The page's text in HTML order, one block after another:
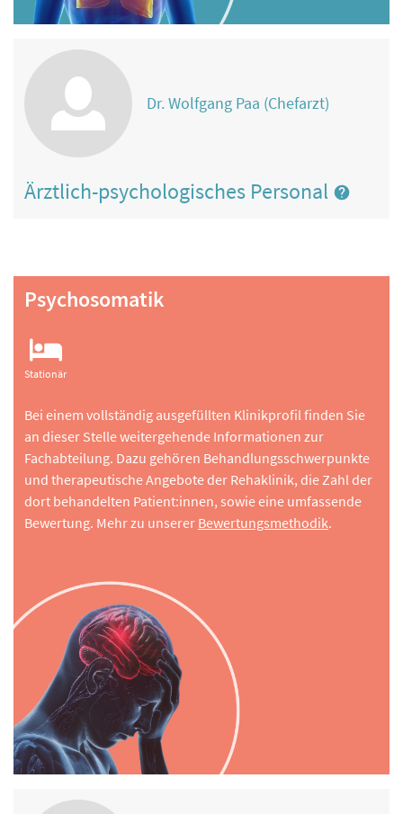
Dr. Wolfgang Paa (Chefarzt)
Ärztlich-psychologisches Personal
Psychosomatik
Stationär
Bei einem vollständig ausgefüllten Klinikprofil finden Sie
an dieser Stelle weitergehende Informationen zur
Fachabteilung. Dazu gehören Behandlungsschwerpunkte
und therapeutische Angebote der Rehaklinik, die Zahl der
dort behandelten Patient:innen, sowie eine umfassende
Bewertung. Mehr zu unserer Bewertungsmethodik.